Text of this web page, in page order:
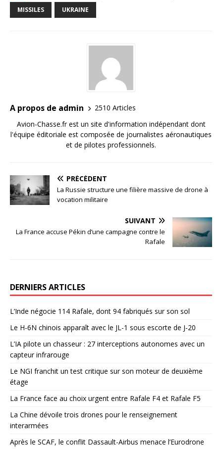
MISSILES UKRAINE
A propos de admin
2510 Articles
Avion-Chasse.fr est un site d'information indépendant dont
l'équipe éditoriale est composée de journalistes aéronautiques
et de pilotes professionnels.
PRÉCÉDENT
La Russie structure une filière massive de drone à
vocation militaire
SUIVANT
La France accuse Pékin d’une campagne contre le
Rafale
DERNIERS ARTICLES
L’Inde négocie 114 Rafale, dont 94 fabriqués sur son sol
Le H-6N chinois apparaît avec le JL-1 sous escorte de J-20
L’IA pilote un chasseur : 27 interceptions autonomes avec un
capteur infrarouge
Le NGI franchit un test critique sur son moteur de deuxième
étage
La France face au choix urgent entre Rafale F4 et Rafale F5
La Chine dévoile trois drones pour le renseignement
interarmées
Après le SCAF, le conflit Dassault-Airbus menace l’Eurodrone